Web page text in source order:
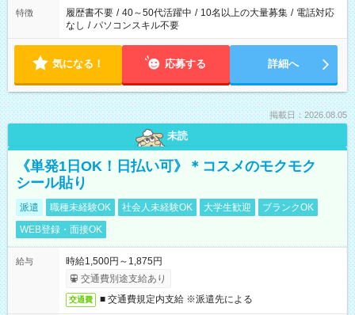
特徴 履歴書不要 / 40～50代活躍中 / 10名以上の大量募集 / 電話対応
なし / パソコンスキル不要
気になる！ 応募する 詳細へ
掲載日：2026.08.05
未読
《単発1日OK！日払い可》＊コスメのモクモク
シール貼り
派遣 職種未経験OK 社会人未経験OK 大学生歓迎
ブランクOK
WEB登録・面接OK
給与
時給1,500円～1,875円
交通費別途支給あり
交通費 ■ 交通費規定内支給 ※派遣先による